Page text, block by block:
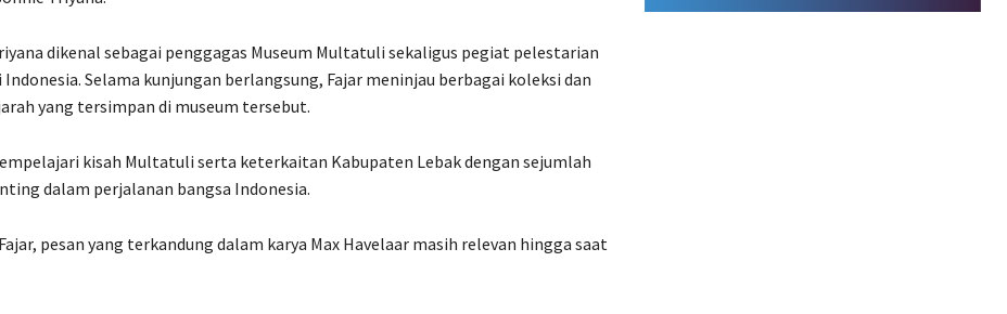
dikenal sebagai penggagas Museum Multatuli sekaligus pegiat pelestarian
Indonesia. Selama kunjungan berlangsung, Fajar meninjau berbagai koleksi dan
yang tersimpan di museum tersebut.
kisah Multatuli serta keterkaitan Kabupaten Lebak dengan sejumlah
dalam perjalanan bangsa Indonesia.
pesan yang terkandung dalam karya Max Havelaar masih relevan hingga saat